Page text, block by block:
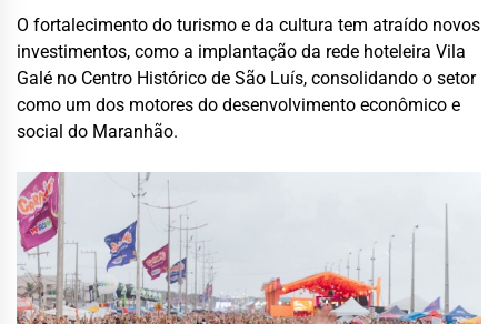
O fortalecimento do turismo e da cultura tem atraído novos
investimentos, como a implantação da rede hoteleira Vila
Galé no Centro Histórico de São Luís, consolidando o setor
como um dos motores do desenvolvimento econômico e
social do Maranhão.